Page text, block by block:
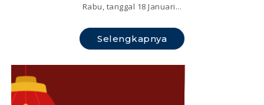
Rabu, tanggal 18 Januari...
Selengkapnya